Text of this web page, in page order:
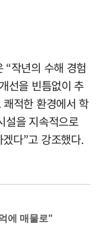
“작년의 수해 경험
선을 빈틈없이 추
적한 환경에서 학
설을 지속적으로
다”고 강조했다.
에 매물로"